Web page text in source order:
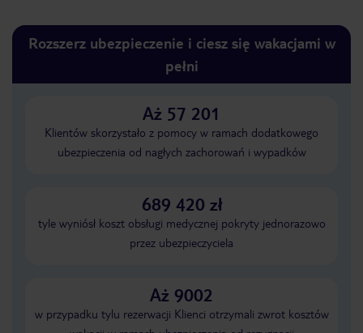
Rozszerz ubezpieczenie i ciesz się wakacjami w
pełni
Aż 57 201
Klientów skorzystało z pomocy w ramach dodatkowego
ubezpieczenia od nagłych zachorowań i wypadków
689 420 zł
tyle wyniósł koszt obsługi medycznej pokryty jednorazowo
przez ubezpieczyciela
Aż 9002
w przypadku tylu rezerwacji Klienci otrzymali zwrot kosztów